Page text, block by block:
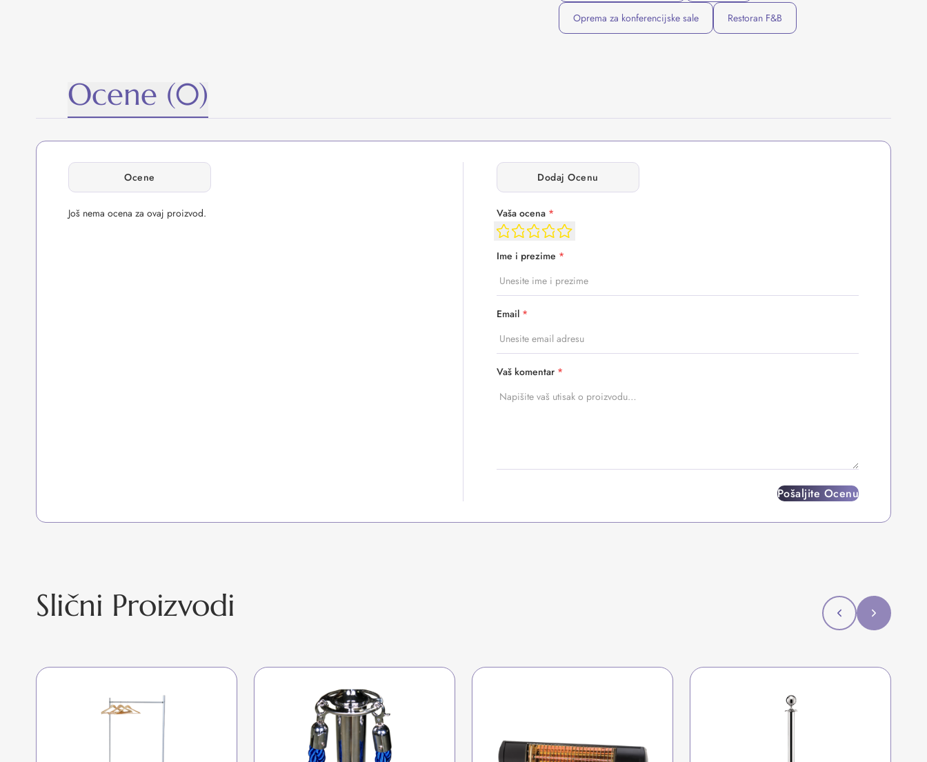
Oprema za konferencijske sale Restoran F&B
Ocene (0)
Ocene
Još nema ocena za ovaj proizvod.
Dodaj Ocenu
Vaša ocena *
Ime i prezime *
Email *
Vaš komentar *
Pošaljite Ocenu
Slični Proizvodi